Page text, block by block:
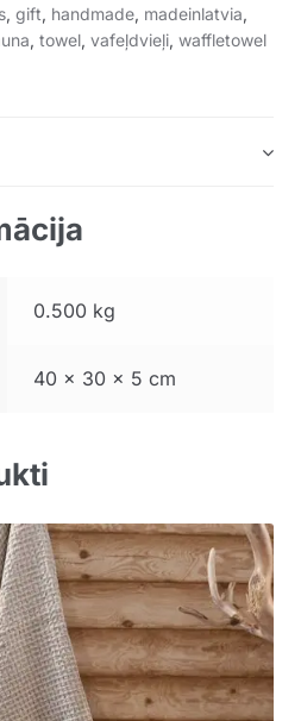
, gift, handmade, madeinlatvia,
, towel, vafeļdvieļi, waffletowel
0.500 kg
40 × 30 × 5 cm